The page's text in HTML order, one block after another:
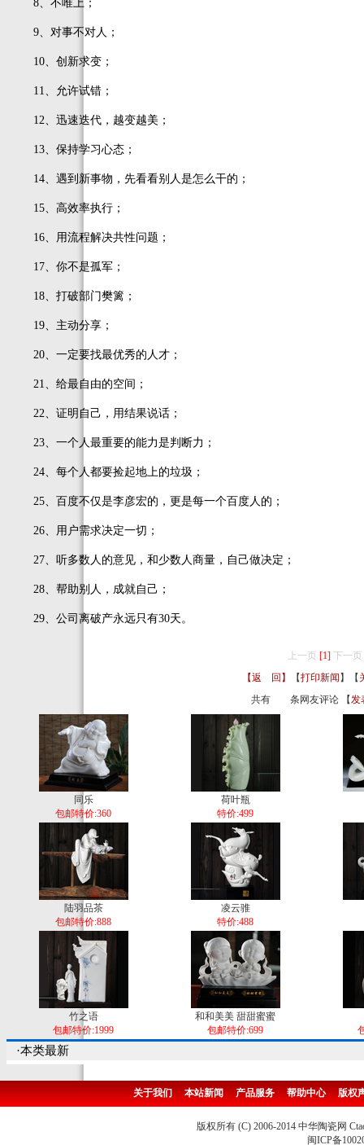
8、不唯上；
9、对事不对人；
10、创新求变；
11、允许试错；
12、迅速迭代，越变越美；
13、保持学习心态；
14、遇到新事物，先看看别人是怎么干的；
15、高效率执行；
16、用流程解决共性问题；
17、你不是孤军；
18、打破部门樊篱；
19、主动分享；
20、一定要找最优秀的人才；
21、给最自由的空间；
22、证明自己，用结果说话；
23、一个人最重要的能力是判断力；
24、每个人都要捡起地上的垃圾；
25、百度不仅是李彦宏的，更是每一个百度人的；
26、用户需求决定一切；
27、听多数人的意见，和少数人商量，自己做决定；
28、帮助别人，成就自己；
29、公司离破产永远只有30天。
上一页 [1] 下一页
【返 回】
【打印新闻 】【
共有
条网友评论 【发
同乐
包邮特价:360
荷叶瓶
特价:499
陆羽品茶
包邮特价:888
凌云骓
特价:488
竹之语
包邮特价:1999
和和美美 甜甜蜜蜜
包邮特价:699
·本类最新
关于我们 本站新闻 产品服务 帮助中心 版权
版权所有 (C) 2006-2014 中华陶瓷网
闽ICP备